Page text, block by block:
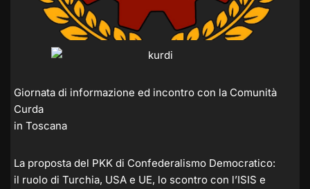
Giornata di informazione ed incontro con la Comunità
Curda
in Toscana
La proposta del PKK di Confederalismo Democratico:
il ruolo di Turchia, USA e UE, lo scontro con l’ISIS e